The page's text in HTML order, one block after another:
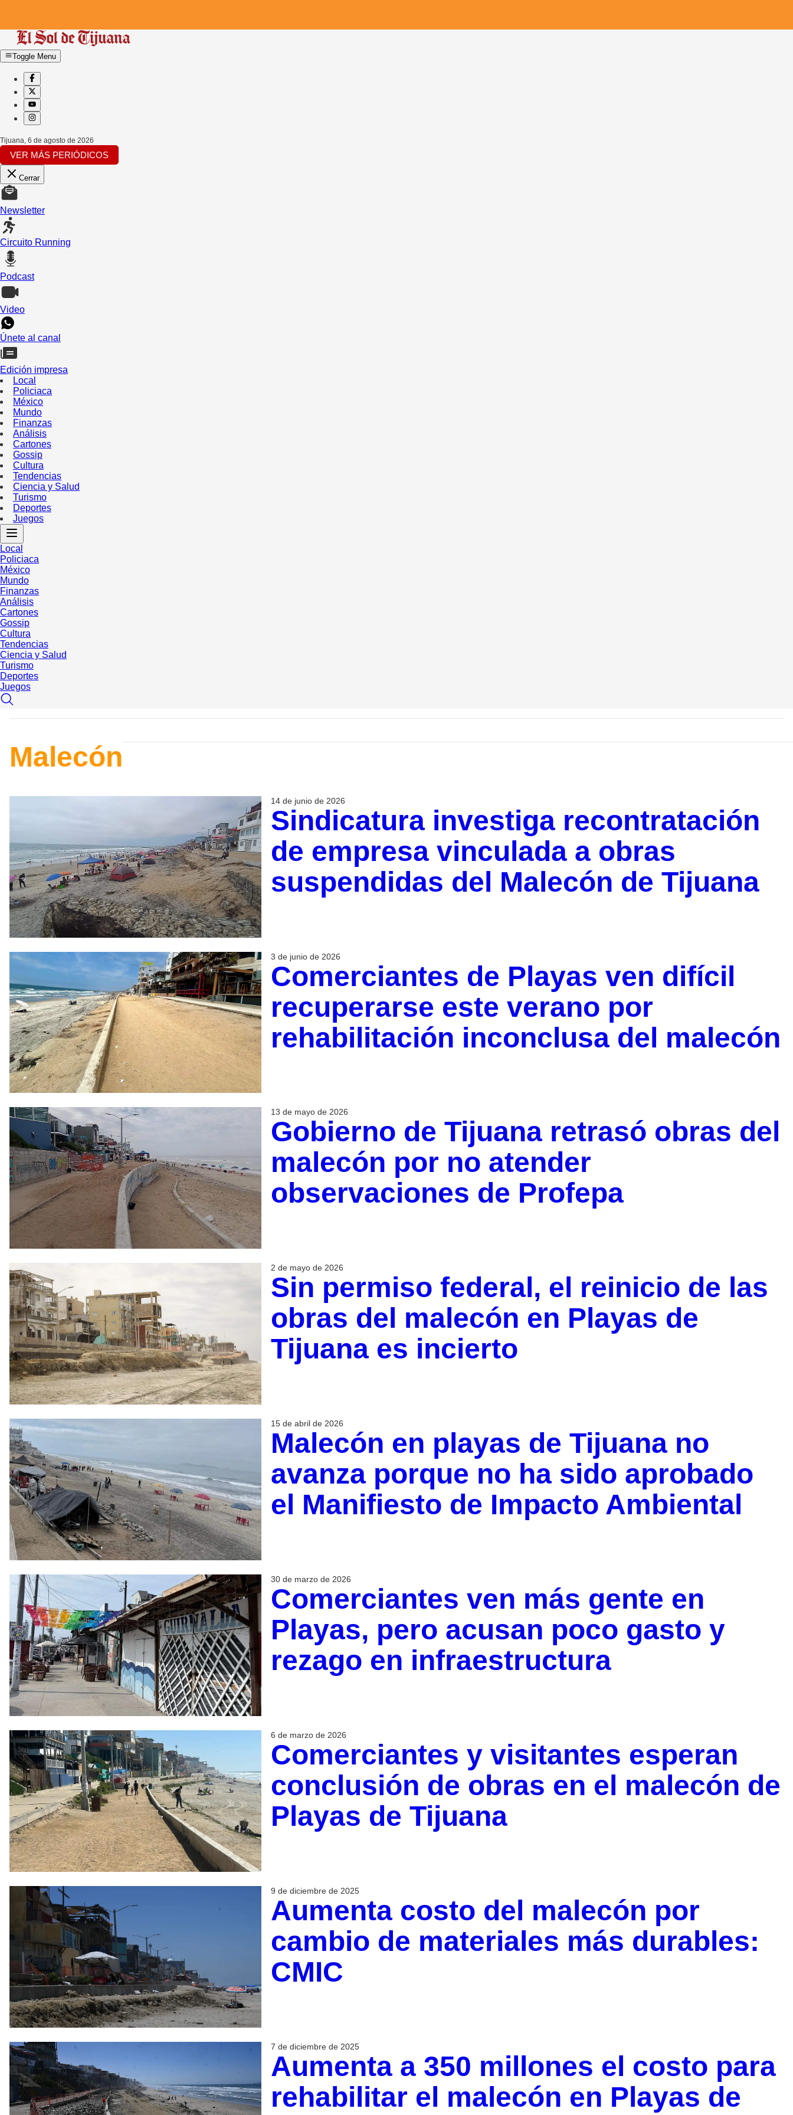
Toggle Menu
Tijuana 6 de agosto de 2026
VER MÁS PERIÓDICOS
Cerrar
Newsletter
Circuito Running
Podcast
Video
Únete al canal
Edición impresa
Local
Policiaca
México
Mundo
Finanzas
Análisis
Cartones
Gossip
Cultura
Tendencias
Ciencia y Salud
Turismo
Deportes
Juegos
Local
Policiaca
México
Mundo
Finanzas
Análisis
Cartones
Gossip
Cultura
Tendencias
Ciencia y Salud
Turismo
Deportes
Juegos
Malecón
14 de junio de 2026
Sindicatura investiga recontratación
de empresa vinculada a obras
suspendidas del Malecón de Tijuana
3 de junio de 2026
Comerciantes de Playas ven difícil
recuperarse este verano por
rehabilitación inconclusa del malecón
13 de mayo de 2026
Gobierno de Tijuana retrasó obras del
malecón por no atender
observaciones de Profepa
2 de mayo de 2026
Sin permiso federal, el reinicio de las
obras del malecón en Playas de
Tijuana es incierto
15 de abril de 2026
Malecón en playas de Tijuana no
avanza porque no ha sido aprobado
el Manifiesto de Impacto Ambiental
30 de marzo de 2026
Comerciantes ven más gente en
Playas, pero acusan poco gasto y
rezago en infraestructura
6 de marzo de 2026
Comerciantes y visitantes esperan
conclusión de obras en el malecón de
Playas de Tijuana
9 de diciembre de 2025
Aumenta costo del malecón por
cambio de materiales más durables:
CMIC
7 de diciembre de 2025
Aumenta a 350 millones el costo para
rehabilitar el malecón en Playas de